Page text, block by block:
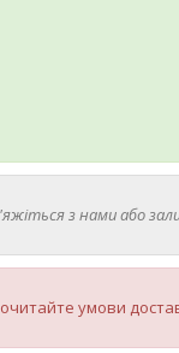
з нами або
умови